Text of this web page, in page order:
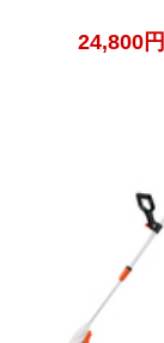
24,800円